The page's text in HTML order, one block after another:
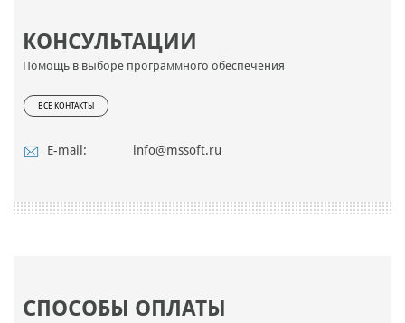
КОНСУЛЬТАЦИИ
Помощь в выборе программного обеспечения
ВСЕ КОНТАКТЫ
E-mail: info@mssoft.ru
СПОСОБЫ ОПЛАТЫ